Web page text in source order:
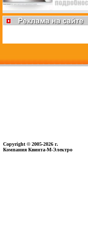
Copyright © 2005-2026 г.
Компания Квинта-М-Электро